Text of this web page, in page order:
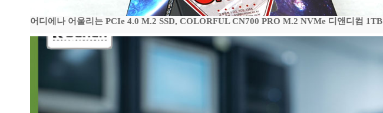
어디에나 어울리는 PCIe 4.0 M.2 SSD, COLORFUL CN700 PRO M.2 NVMe 디앤디컴 1TB